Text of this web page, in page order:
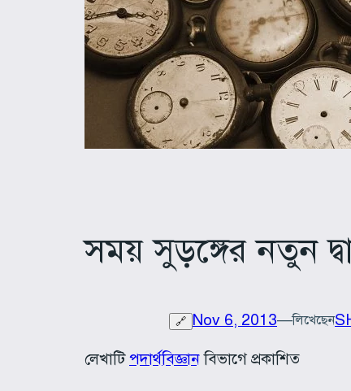
সময় সুড়ঙ্গের নতুন
🔗 Nov 6, 2013—লিখেছেন
লেখাটিপদার্থবিজ্ঞানবিভাগে প্রকাশিত